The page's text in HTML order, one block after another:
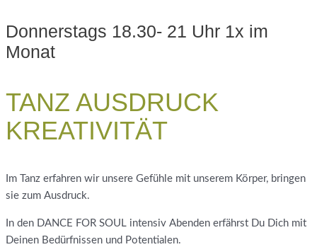
Donnerstags 18.30- 21 Uhr 1x im
Monat
TANZ AUSDRUCK
KREATIVITÄT
Im Tanz erfahren wir unsere Gefühle mit unserem Körper, bringen
sie zum Ausdruck.
In den DANCE FOR SOUL intensiv Abenden erfährst Du Dich mit
Deinen Bedürfnissen und Potentialen.